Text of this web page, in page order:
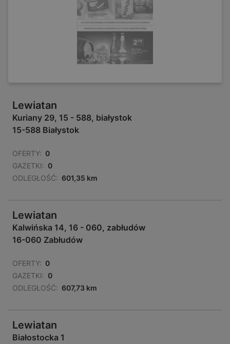
Lewiatan
Kuriany 29, 15 - 588, białystok
15-588 Białystok
OFERTY: 0
GAZETKI: 0
ODLEGŁOŚĆ: 601,35 km
Lewiatan
Kalwińska 14, 16 - 060, zabłudów
16-060 Zabłudów
OFERTY: 0
GAZETKI: 0
ODLEGŁOŚĆ: 607,73 km
Lewiatan
Białostocka 1